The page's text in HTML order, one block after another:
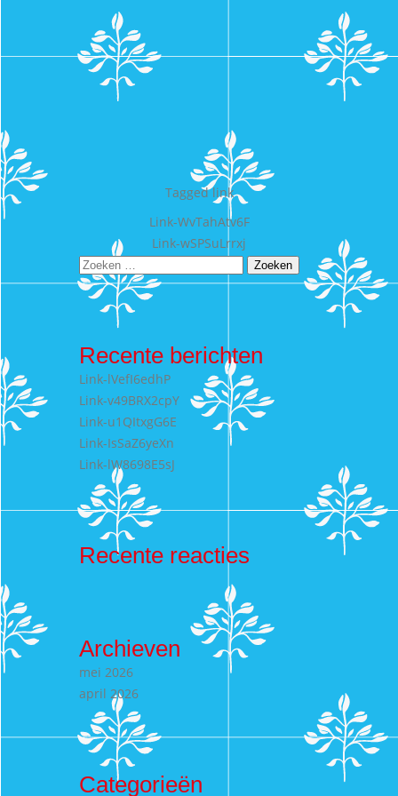
Taggedlink
navigatie
Link-WvTahAtv6F
Link-wSPSuLrrxj
Zoeken
naar:
Recente berichten
Link-lVefI6edhP
Link-v49BRX2cpY
Link-u1QItxgG6E
Link-IsSaZ6yeXn
Link-lW8698E5sJ
Recente reacties
Archieven
mei 2026
april 2026
Categorieën